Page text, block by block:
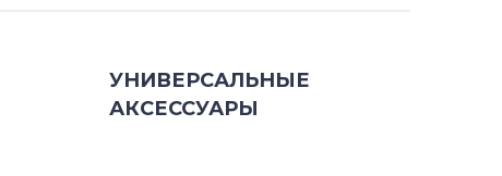
УНИВЕРСАЛЬНЫЕ
АКСЕССУАРЫ